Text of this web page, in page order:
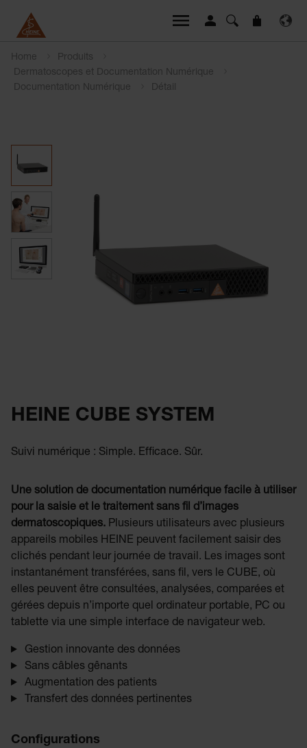
Home
Produits
Dermatoscopes et Documentation Numérique
Documentation Numérique
Détail
HEINE CUBE SYSTEM
Suivi numérique : Simple. Efficace. Sûr.
Une solution de documentation numérique facile à utiliser
pour la saisie et le traitement sans fil d’images
dermatoscopiques. Plusieurs utilisateurs avec plusieurs
appareils mobiles HEINE peuvent facilement saisir des
clichés pendant leur journée de travail. Les images sont
instantanément transférées, sans fil, vers le CUBE, où
elles peuvent être consultées, analysées, comparées et
gérées depuis n’importe quel ordinateur portable, PC ou
tablette via une simple interface de navigateur web.
Gestion innovante des données
Sans câbles gênants
Augmentation des patients
Transfert des données pertinentes
Configurations